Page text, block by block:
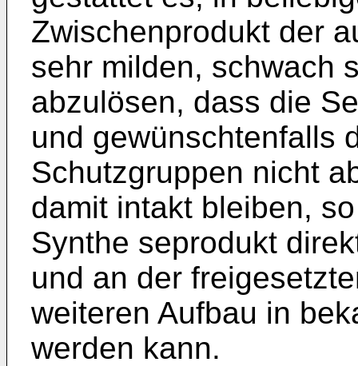
Zwischenprodukt der
sehr milden, schwach
abzulösen, dass die
und gewünsch­tenfalls
Schutzgruppen nicht
damit intakt bleiben,
Synthe­ seprodukt
und an der
weiteren Aufbau in
werden kann.